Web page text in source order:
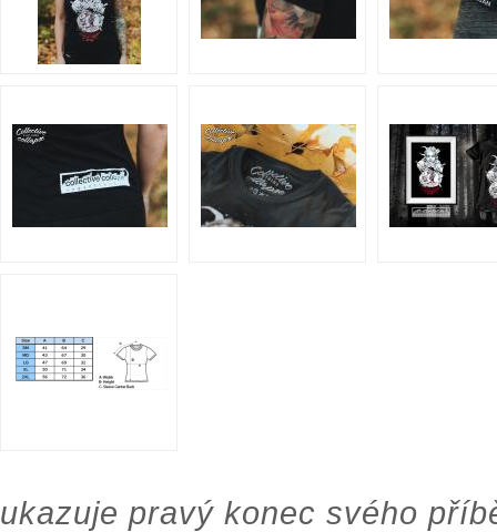
ukazuje pravý konec svého